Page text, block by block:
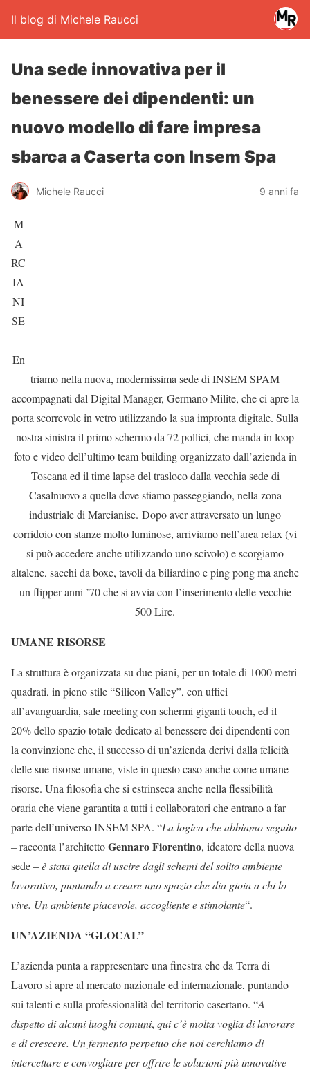
Il blog di Michele Raucci
Una sede innovativa per il
benessere dei dipendenti: un
nuovo modello di fare impresa
sbarca a Caserta con Insem Spa
Michele Raucci 9 anni fa
M
A
RC
IA
NI
SE
-
En
triamo nella nuova, modernissima sede di INSEM SPAM
accompagnati dal Digital Manager, Germano Milite, che ci apre la
porta scorrevole in vetro utilizzando la sua impronta digitale. Sulla
nostra sinistra il primo schermo da 72 pollici, che manda in loop
foto e video dell’ultimo team building organizzato dall’azienda in
Toscana ed il time lapse del trasloco dalla vecchia sede di
Casalnuovo a quella dove stiamo passeggiando, nella zona
industriale di Marcianise. Dopo aver attraversato un lungo
corridoio con stanze molto luminose, arriviamo nell’area relax (vi
si può accedere anche utilizzando uno scivolo) e scorgiamo
altalene, sacchi da boxe, tavoli da biliardino e ping pong ma anche
un flipper anni ’70 che si avvia con l’inserimento delle vecchie
500 Lire.
UMANE RISORSE
La struttura è organizzata su duepiani, per un totale di 1000 metri
quadrati, in pieno stile “Silicon Valley”, con uffici
all’avanguardia, sale meeting con schermi giganti touch, ed il
20% dello spazio totale dedicato al benessere dei dipendenti con
la convinzione che, il successo di un’azienda derivi dalla felicità
delle sue risorse umane, viste in questo caso anche come umane
risorse. Una filosofia che si estrinseca anche nella flessibilità
oraria che viene garantita a tutti i collaboratori che entrano a far
parte dell’universoINSEM SPA. “La logica che abbiamo seguito
–racconta l’architettoGennaro Fiorentino, ideatore della nuova
sede–è stata quella di uscire dagli schemi del solito ambiente
lavorativo, puntando a creare uno spazio che dia gioia a chi lo
vive. Un ambiente piacevole, accogliente e stimolante“.
UN’AZIENDA “GLOCAL”
L’azienda punta a rappresentare una finestra che da Terra di
Lavoro si apre al mercato nazionale ed internazionale, puntando
sui talenti e sulla professionalità del territorio casertano. “A
dispetto di alcuni luoghi comuni, qui c’è molta voglia di lavorare
e di crescere. Un fermento perpetuo che noi cerchiamo di
intercettare e convogliare per offrire le soluzioni più innovative